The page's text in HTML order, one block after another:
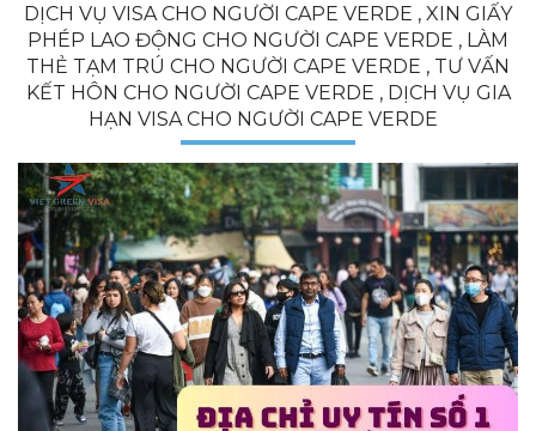
DỊCH VỤ VISA CHO NGƯỜI CAPE VERDE , XIN GIẤY
PHÉP LAO ĐỘNG CHO NGƯỜI CAPE VERDE , LÀM
THẺ TẠM TRÚ CHO NGƯỜI CAPE VERDE , TƯ VẤN
KẾT HÔN CHO NGƯỜI CAPE VERDE , DỊCH VỤ GIA
HẠN VISA CHO NGƯỜI CAPE VERDE